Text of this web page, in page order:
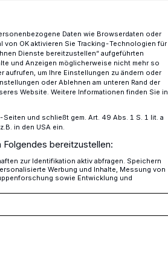
Daten wie Browserdaten oder
von OK aktivieren Sie Tracking-Technologien für
Dienste bereitzustellen“ aufgeführten
und Anzeigen möglicherweise nicht mehr so
aufrufen, um Ihre Einstellungen zu ändern oder
oder Ablehnen am unteren Rand der
Website. Weitere Informationen finden Sie in
und schließt gem. Art. 49 Abs. 1 S. 1 lit. a
in den USA ein.
Folgendes bereitzustellen:
zur Identifikation aktiv abfragen. Speichern
Werbung und Inhalte, Messung von
sowie Entwicklung und